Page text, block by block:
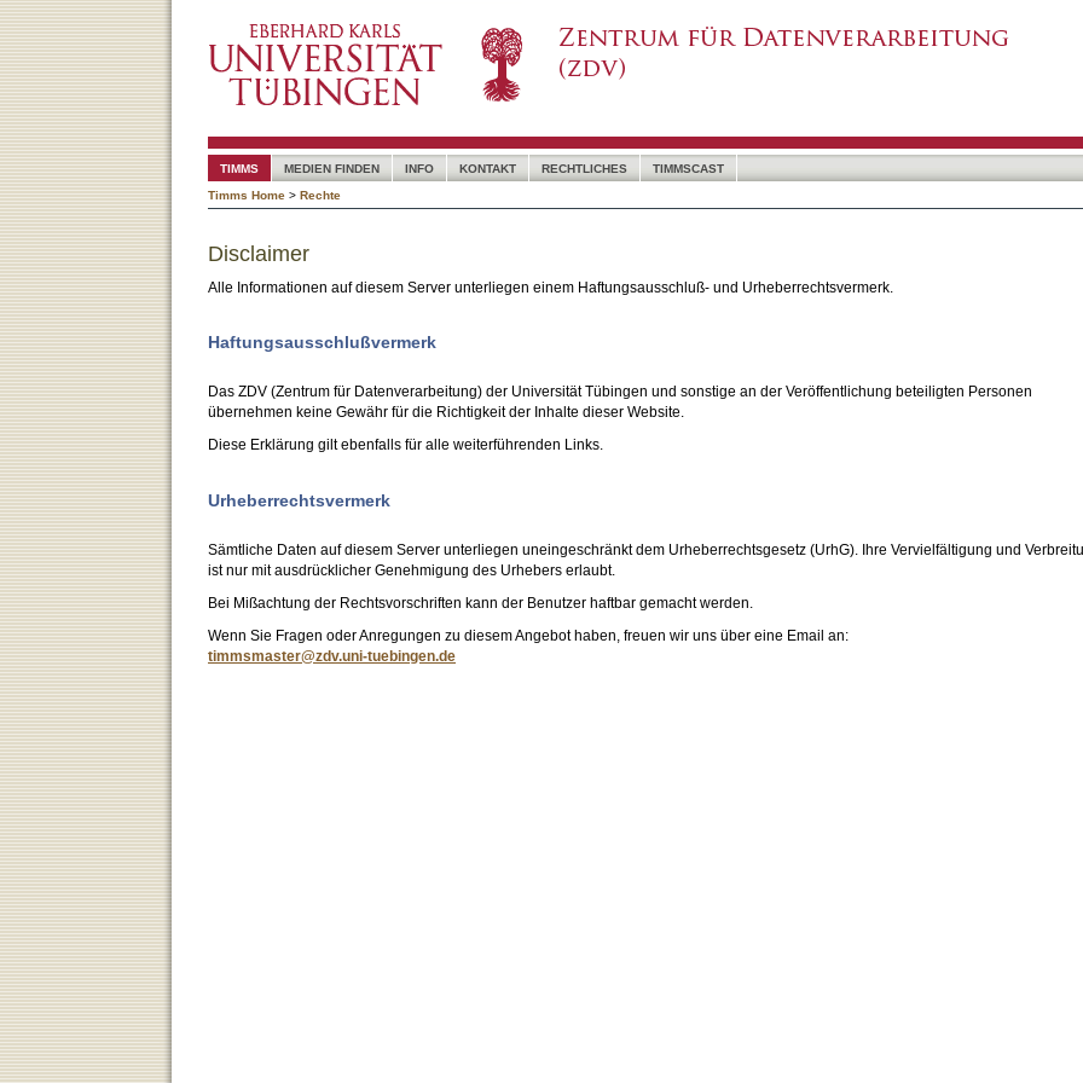
TIMMS MEDIEN FINDEN INFO KONTAKT RECHTLICHES
TIMMSCAST
Timms Home > Rechte
Disclaimer
Alle Informationen auf diesem Server unterliegen einem Haftungsausschluß- und Urheberrechtsvermerk.
Haftungsausschlußvermerk
Das ZDV (Zentrum für Datenverarbeitung) der Universität Tübingen und sonstige an der Veröffentlichung beteiligten Personen
übernehmen keine Gewähr für die Richtigkeit der Inhalte dieser Website.
Diese Erklärung gilt ebenfalls für alle weiterführenden Links.
Urheberrechtsvermerk
Sämtliche Daten auf diesem Server unterliegen uneingeschränkt dem Urheberrechtsgesetz (UrhG). Ihre Vervielfältigung und
ist nur mit ausdrücklicher Genehmigung des Urhebers erlaubt.
Bei Mißachtung der Rechtsvorschriften kann der Benutzer haftbar gemacht werden.
Wenn Sie Fragen oder Anregungen zu diesem Angebot haben, freuen wir uns über eine Email an:
timmsmaster@zdv.uni-tuebingen.de